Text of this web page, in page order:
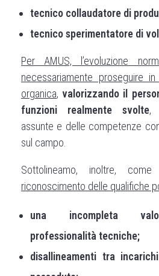
tecnico collaudatore di
tecnico sperimentatore di
Per AMUS, l’evoluzione
necessariamente proseguire
organica,valorizzando il
funzioni realmente svolte,
assunte e delle competenze
sul campo.
Sottolineamo, inoltre, come
riconoscimento delle qualifiche
una incompleta
professionalità tecniche;
disallineamenti tra